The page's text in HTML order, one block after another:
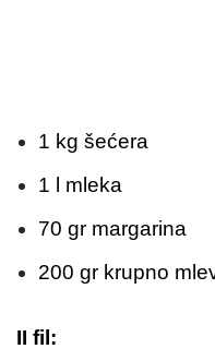
1 kg šećera
1 l mleka
70 gr margarina
200 gr krupno
II fil: